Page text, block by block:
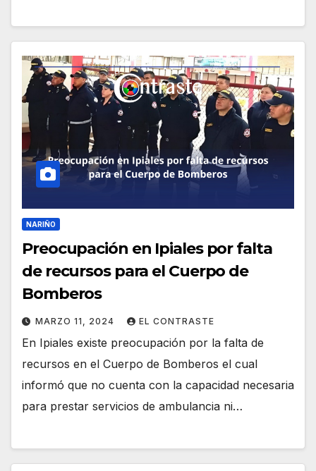
NARIÑO
Preocupación en Ipiales por falta
de recursos para el Cuerpo de
Bomberos
MARZO 11, 2024 EL CONTRASTE
En Ipiales existe preocupación por la falta de
recursos en el Cuerpo de Bomberos el cual
informó que no cuenta con la capacidad necesaria
para prestar servicios de ambulancia ni…